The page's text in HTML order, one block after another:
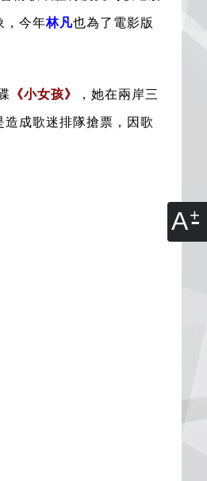
A
，今年林凡也為了電影版
《小女孩》 ，她在兩岸三
成歌迷排隊搶票，因歌